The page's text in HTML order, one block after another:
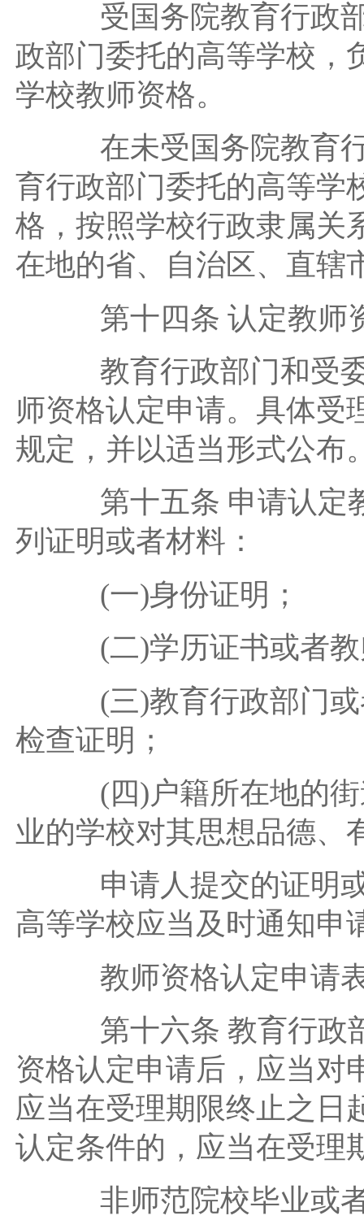
受国务院教育行政部
政部门委托的高等学校，
学校教师资格。
在未受国务院教育行
育行政部门委托的高等学
格，按照学校行政隶属关
在地的省、自治区、直辖
第十四条 认定教师
教育行政部门和受委
师资格认定申请。具体受
规定，并以适当形式公布
第十五条 申请认定教
列证明或者材料：
(一)身份证明；
(二)学历证书或者教
(三)教育行政部门或
检查证明；
(四)户籍所在地的街
业的学校对其思想品德、
申请人提交的证明或
高等学校应当及时通知申
教师资格认定申请表
第十六条 教育行政部
资格认定申请后，应当对
应当在受理期限终止之日
认定条件的，应当在受理
非师范院校毕业或者